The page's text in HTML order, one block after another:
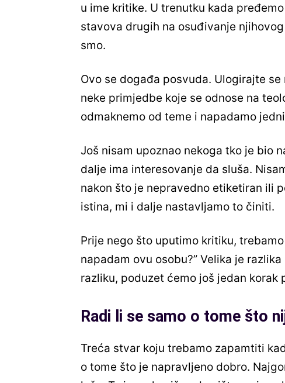
u ime kritike. U trenutku kada
stavova drugih na osuđivanje
smo.
Ovo se događa posvuda. Ulogirajte
neke primjedbe koje se odnose na
odmaknemo od teme i napadamo
Još nisam upoznao nekoga tko je bio
dalje ima interesovanje da sluša.
nakon što je nepravedno etiketiran ili
istina, mi i dalje nastavljamo to činiti.
Prije nego što uputimo kritiku,
napadam ovu osobu?” Velika je
razliku, poduzet ćemo još jedan korak
Radi li se samo o tome što
Treća stvar koju trebamo zapamtiti
o tome što je napravljeno dobro.